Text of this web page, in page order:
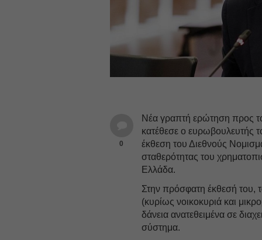
0
Νέα γραπτή ερώτηση προς
κατέθεσε ο ευρωβουλευτής
έκθεση του Διεθνούς
σταθερότητας του
Ελλάδα.
Στην πρόσφατη έκθεσή του,
(κυρίως νοικοκυριά και
δάνεια ανατεθειμένα σε
σύστημα.